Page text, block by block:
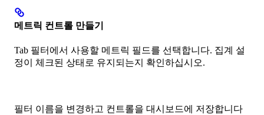
메트릭 컨트롤 만들기
Tab 필터에서 사용할 메트릭 필드를 선택합니다. 집계 설
정이 체크된 상태로 유지되는지 확인하십시오.
필터 이름을 변경하고 컨트롤을 대시보드에 저장합니다